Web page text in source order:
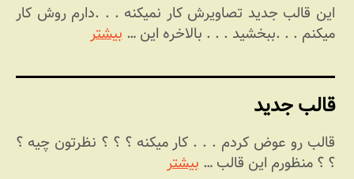
این قالب جدید تصاویرش کار نمیکنه . . .دارم روش کار
میکنم . . .ببخشید . . . بالاخره این …بیشتر
قالب جدید
قالب رو عوض کردم . . . کار میکنه ؟ ؟‌ ؟ نظرتون چیه ؟
؟ ؟ منظورم این قالب …بیشتر